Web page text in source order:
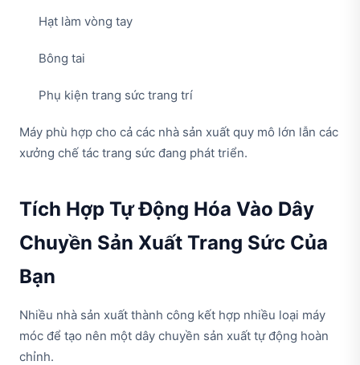
Hạt làm vòng tay
Bông tai
Phụ kiện trang sức trang trí
Máy phù hợp cho cả các nhà sản xuất quy mô lớn lẫn các
xưởng chế tác trang sức đang phát triển.
Tích Hợp Tự Động Hóa Vào Dây
Chuyền Sản Xuất Trang Sức Của
Bạn
Nhiều nhà sản xuất thành công kết hợp nhiều loại máy
móc để tạo nên một dây chuyền sản xuất tự động hoàn
chỉnh.